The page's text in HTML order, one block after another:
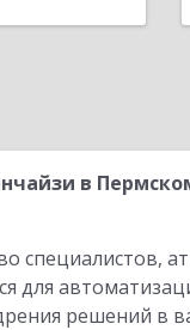
в
специалистов,
для
решений в